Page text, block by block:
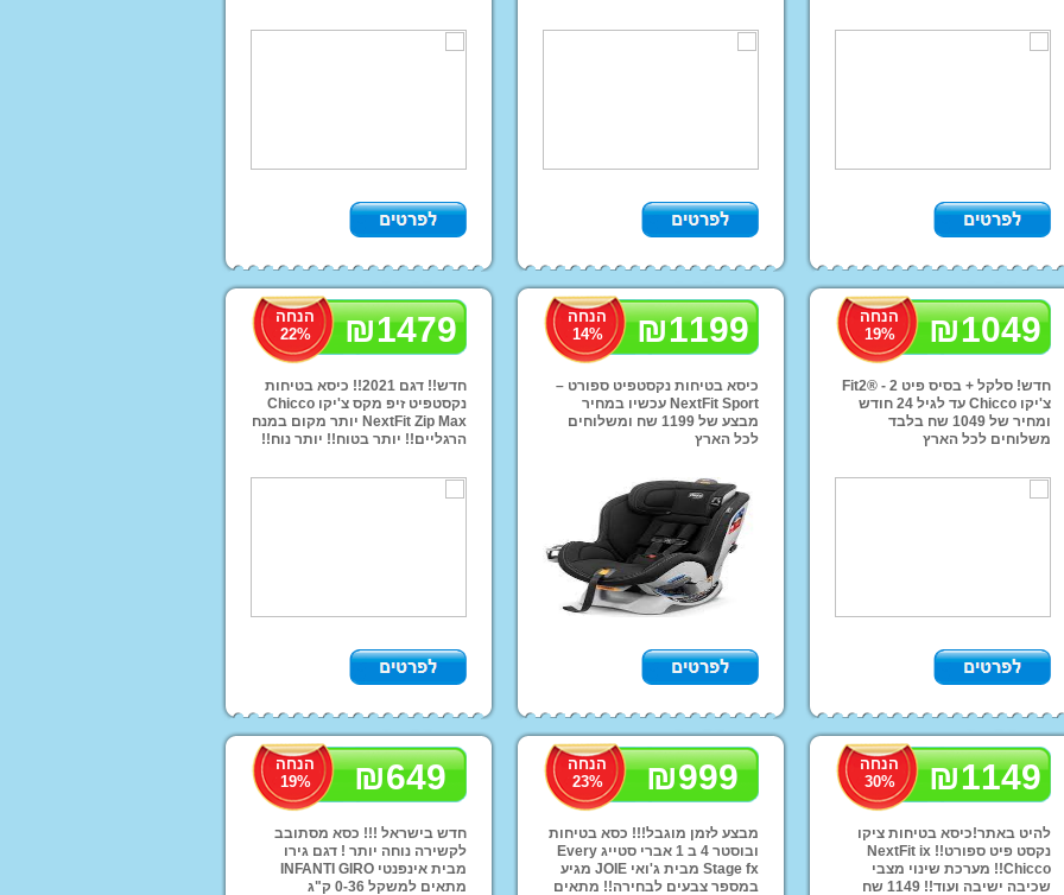
ומוביילים
קסדות ראש ממותגות
מוצרי ילדים ממותגים
מוצרי פו הדוב
מוצרי מיקי מאוס
מוצרי ספיידרמן
מוצרי סמארט טרייק
Smart Trike
צבי הנינג'ה
עגלות תינוק במבצע קיץ רותח בצ'יפופו!
מוצרי בטיחות כורסאות הנקה
פיט זיפ
רק 489 ש''ח !! אפשרות משלוחים
₪1049
הנחה
19%
חדש! סלקל + בסיס פיט 2 - ®Fit2
צ'יקו Chicco עד לגיל 24 חודש
ומחיר של 1049 שח בלבד
משלוחים לכל הארץ
₪1199
הנחה
14%
כיסא בטיחות נקסטפיט ספורט –
NextFit Sport עכשיו במחיר
מבצע של 1199 שח ומשלוחים
לכל הארץ
₪1479
הנחה
22%
חדש!! דגם 2021!! כיסא בטיחות
נקסטפיט זיפ מקס צ'יקו Chicco
NextFit Zip Max יותר מקום במנח
הרגליים!! יותר בטוח!! יותר נוח!!
הארץ!!! ועכשיו ב1479 !!! ומ
₪1149
הנחה
30%
להיט באתר!כיסא בטיחות ציקו
נקסט פיט ספורט!! NextFit ix
Chicco!! מערכת שינוי מצבי
שכיבה ישיבה ועוד!! 1149 שח
₪999
הנחה
23%
מבצע לזמן מוגבל!!! כסא בטיחות
ובוסטר 4 ב 1 אברי סטייג Every
Stage fx מבית ג'ואי JOIE מגיע
במספר צבעים לבחירה!! מתאים
₪649
הנחה
19%
חדש בישראל !!! כסא מסתובב
לקשירה נוחה יותר ! דגם גירו
מבית אינפנטי INFANTI GIRO
מתאים למשקל 0-36 ק"ג